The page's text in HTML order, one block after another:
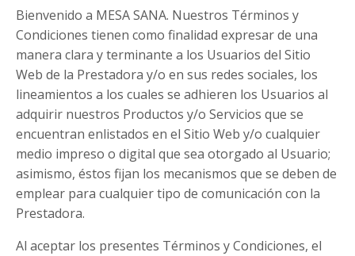
Bienvenido a MESA SANA. Nuestros Términos y
Condiciones tienen como finalidad expresar de una
manera clara y terminante a los Usuarios del Sitio
Web de la Prestadora y/o en sus redes sociales, los
lineamientos a los cuales se adhieren los Usuarios al
adquirir nuestros Productos y/o Servicios que se
encuentran enlistados en el Sitio Web y/o cualquier
medio impreso o digital que sea otorgado al Usuario;
asimismo, éstos fijan los mecanismos que se deben de
emplear para cualquier tipo de comunicación con la
Prestadora.
Al aceptar los presentes Términos y Condiciones, el